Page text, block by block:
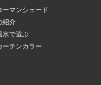
ーマンシェード
紹介
水で選ぶ
ーテンカラー